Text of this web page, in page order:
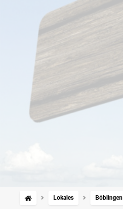
Lokales Böblingen